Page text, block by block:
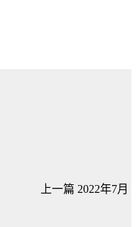
上一篇 2022年7月